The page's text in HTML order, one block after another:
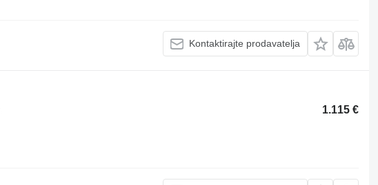
Kontaktirajte prodavatelja
1.115 €